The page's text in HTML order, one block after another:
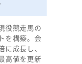
役競走馬の
を構築。会
に成長し、
高値を更新